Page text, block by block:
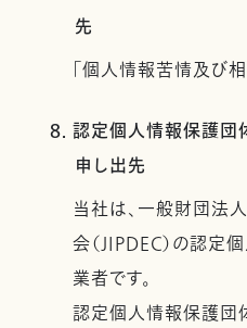
先
「個人情報苦情及び
8. 認定個人情報保護団
申し出先
当社は、一般財団法
会（JIPDEC）の認定
業者です。
認定個人情報保護団